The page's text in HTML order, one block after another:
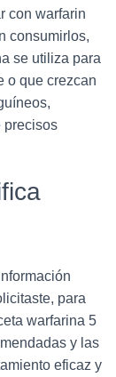
con warfarin
consumirlos,
se utiliza para
o que crezcan
precisos
para
warfarina 5
y las
eficaz y